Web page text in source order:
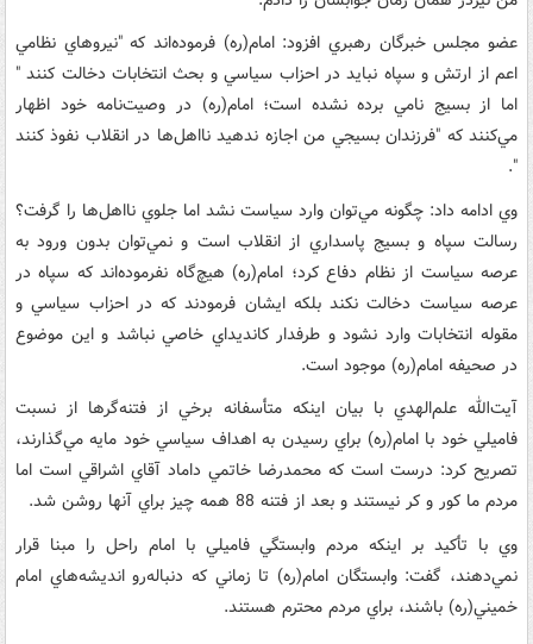
عضو مجلس خبرگان رهبري افزود: امام(ره) فرموده‌اند كه "نيروهاي نظامي
اعم از ارتش و سپاه نبايد در احزاب سياسي و بحث انتخابات دخالت كنند "
اما از بسيج نامي برده نشده است؛ امام(ره) در وصيت‌نامه خود اظهار
مي‌كنند كه "فرزندان بسيجي من اجازه ندهيد نااهل‌ها در انقلاب نفوذ كنند
".
وي ادامه داد: چگونه مي‌توان وارد سياست نشد اما جلوي نااهل‌ها را گرفت؟
رسالت سپاه و بسيج پاسداري از انقلاب است و نمي‌توان بدون ورود به
عرصه سياست از نظام دفاع كرد؛ امام(ره) هيچ‌گاه نفرموده‌اند كه سپاه در
عرصه سياست دخالت نكند بلكه ايشان فرمودند كه در احزاب سياسي و
مقوله انتخابات وارد نشود و طرفدار كانديداي خاصي نباشد و اين موضوع
در صحيفه امام(ره) موجود است.
آيت‌الله علم‌الهدي با بيان اينكه متأسفانه برخي از فتنه‌گرها از نسبت
فاميلي خود با امام(ره) براي رسيدن به اهداف سياسي خود مايه مي‌گذارند،
تصريح كرد: درست است كه محمدرضا خاتمي داماد آقاي اشراقي است اما
مردم ما كور و كر نيستند و بعد از فتنه 88 همه چيز براي آنها روشن شد.
وي با تأكيد بر اينكه مردم وابستگي فاميلي با امام راحل را مبنا قرار
نمي‌دهند، گفت: وابستگان امام(ره) تا زماني كه دنباله‌رو انديشه‌هاي امام
خميني(ره) باشند، براي مردم محترم هستند.